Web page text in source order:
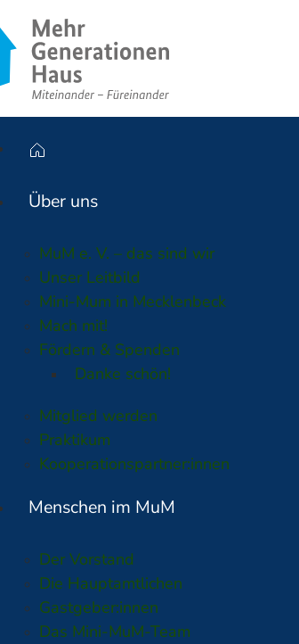
Über uns
MuM e. V. – das sind wir
Unser Leitbild
Mini-Mum in Mecklenbeck
Mach mit!
Fördern & Spenden
Danke schön!
Mitglied werden
Praktikum
Kooperationspartner:innen
Menschen im MuM
Der Vorstand
Die Hauptamtlichen
Gastgeber:innen
Das Mini-MuM-Team